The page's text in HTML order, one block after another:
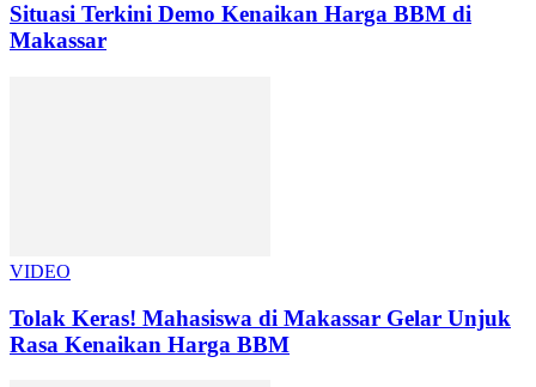
Situasi Terkini Demo Kenaikan Harga BBM di
Makassar
VIDEO
Tolak Keras! Mahasiswa di Makassar Gelar Unjuk
Rasa Kenaikan Harga BBM